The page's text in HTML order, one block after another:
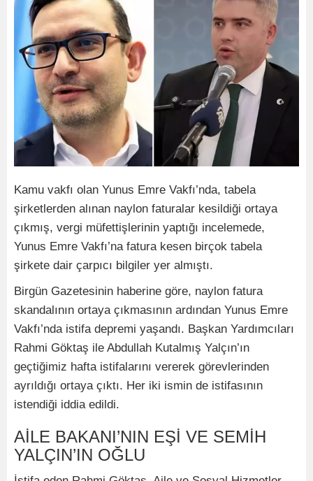
Kamu vakfı olan Yunus Emre Vakfı’nda, tabela
şirketlerden alınan naylon faturalar kesildiği ortaya
çıkmış, vergi müfettişlerinin yaptığı incelemede,
Yunus Emre Vakfı’na fatura kesen birçok tabela
şirkete dair çarpıcı bilgiler yer almıştı.
Birgün Gazetesinin haberine göre, naylon fatura
skandalının ortaya çıkmasının ardından Yunus Emre
Vakfı’nda istifa depremi yaşandı. Başkan Yardımcıları
Rahmi Göktaş ile Abdullah Kutalmış Yalçın’ın
geçtiğimiz hafta istifalarını vererek görevlerinden
ayrıldığı ortaya çıktı. Her iki ismin de istifasının
istendiği iddia edildi.
AİLE BAKANI’NIN EŞİ VE SEMİH
YALÇIN’IN OĞLU